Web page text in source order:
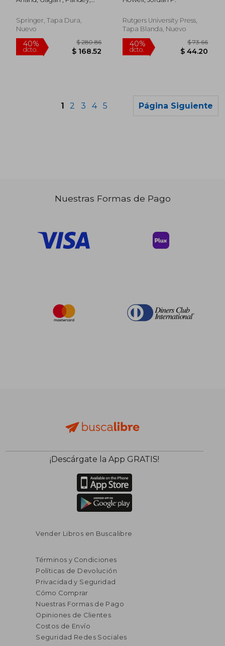
40% $ 295.86
$ 177.52
45%
dcto.
International
2017 (en Inglés)
Sarvendra
Springer, Tapa Dura,
Nuevo
Rutgers University Press,
Tapa Blanda, Nuevo
1 2 3 4 5 Página Siguiente
Nuestras Formas de Pago
¡Descárgate la App GRATIS!
Vender Libros en Buscalibre
Términos y Condiciones
Políticas de Devolución
Privacidad y Seguridad
Cómo Comprar
Nuestras Formas de Pago
Opiniones de Clientes
Costos de Envío
Seguridad Redes Sociales